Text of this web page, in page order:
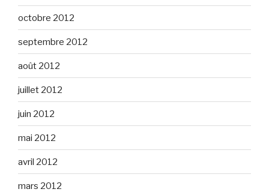
octobre 2012
septembre 2012
août 2012
juillet 2012
juin 2012
mai 2012
avril 2012
mars 2012